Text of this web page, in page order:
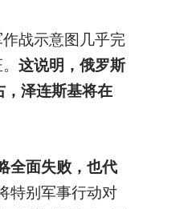
战示意图几乎完
这说明，俄罗斯
，泽连斯基将在
全面失败，也代
特别军事行动对